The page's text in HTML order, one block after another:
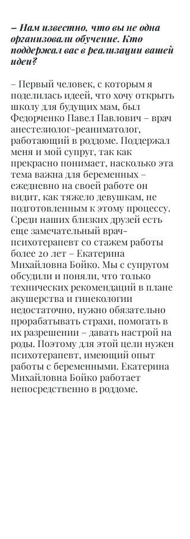
– Нам известно, что вы не одна
организовали обучение. Кто
поддержал вас в реализации вашей
идеи?
– Первый человек, с которым я
поделилась идеей, что хочу открыть
школу для будущих мам, был
Федорченко Павел Павлович – врач
анестезиолог-реаниматолог,
работающий в роддоме. Поддержал
меня и мой супруг, так как
прекрасно понимает, насколько эта
тема важна для беременных –
ежедневно на своей работе он
видит, как тяжело девушкам, не
подготовленным к этому процессу.
Среди наших близких друзей есть
еще замечательный врач-
психотерапевт со стажем работы
более 20 лет – Екатерина
Михайловна Бойко. Мы с супругом
обсудили и поняли, что только
технических рекомендаций в плане
акушерства и гинекологии
недостаточно, нужно обязательно
прорабатывать страхи, помогать в
их разрешении – давать настрой на
роды. Поэтому для этой цели нужен
психотерапевт, имеющий опыт
работы с беременными. Екатерина
Михайловна Бойко работает
непосредственно в роддоме.